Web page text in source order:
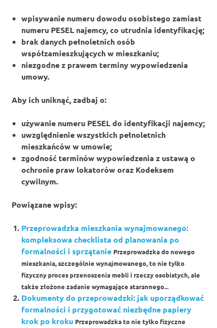
wpisywanie numeru dowodu osobistego zamiast
numeru PESEL najemcy, co utrudnia identyfikację;
brak danych pełnoletnich osób
współzamieszkujących w mieszkaniu;
niezgodne z prawem terminy wypowiedzenia
umowy.
Aby ich uniknąć, zadbaj o:
używanie numeru PESEL do identyfikacji najemcy;
uwzględnienie wszystkich pełnoletnich
mieszkańców w umowie;
zgodność terminów wypowiedzenia z ustawą o
ochronie praw lokatorów oraz Kodeksem
cywilnym.
Powiązane wpisy:
Przeprowadzka mieszkania wynajmowanego:
kompleksowa checklista od planowania po
formalności i sprzątanie Przeprowadzka do nowego
mieszkania, szczególnie wynajmowanego, to nie tylko
fizyczny proces przenoszenia mebli i rzeczy osobistych, ale
także złożone zadanie wymagające starannego...
Dokumenty do przeprowadzki: jak uporządkować
formalności i przygotować niezbędne papiery
krok po kroku Przeprowadzka to nie tylko fizyczne